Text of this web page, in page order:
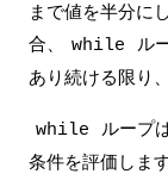
まで値を半分に
合、
while
ル
あり続ける限り
while ループ
条件を評価しま